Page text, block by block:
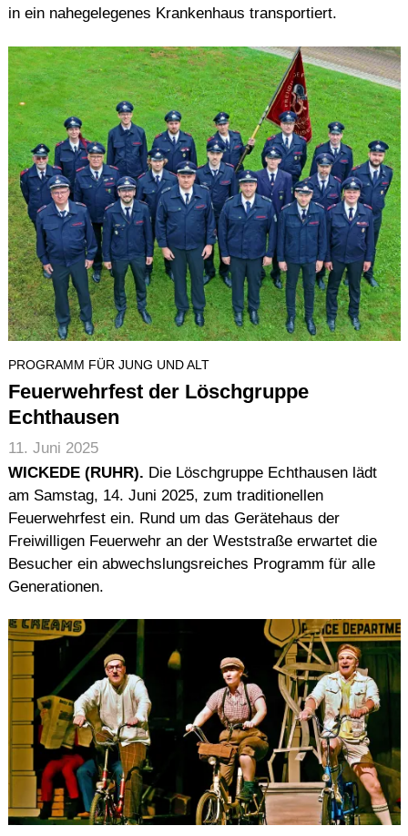
in ein nahegelegenes Krankenhaus transportiert.
PROGRAMM FÜR JUNG UND ALT
Feuerwehrfest der Löschgruppe
Echthausen
11. Juni 2025
WICKEDE (RUHR). Die Löschgruppe Echthausen lädt
am Samstag, 14. Juni 2025, zum traditionellen
Feuerwehrfest ein. Rund um das Gerätehaus der
Freiwilligen Feuerwehr an der Weststraße erwartet die
Besucher ein abwechslungsreiches Programm für alle
Generationen.